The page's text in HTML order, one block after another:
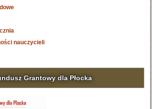
nauczycieli
Grantowy dla Płocka